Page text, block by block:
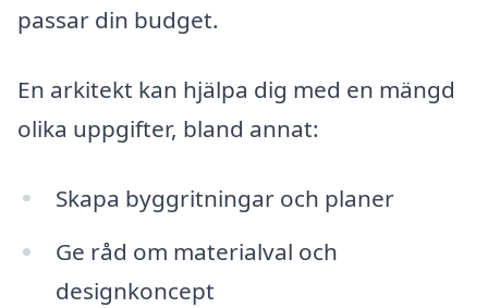
passar din budget.
En arkitekt kan hjälpa dig med en mängd
olika uppgifter, bland annat:
Skapa byggritningar och planer
Ge råd om materialval och
designkoncept